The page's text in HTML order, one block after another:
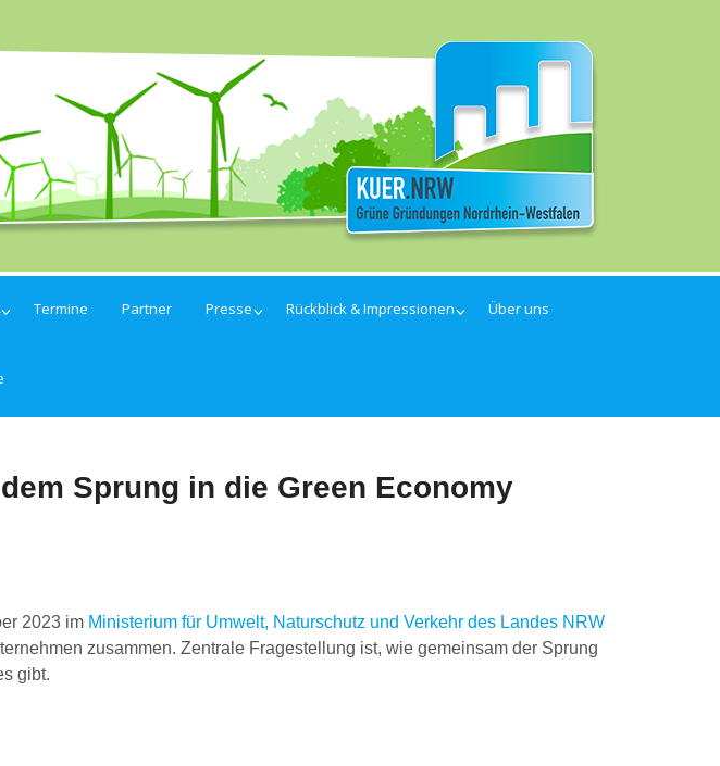
Termine Partner Presse Rückblick & Impressionen Über uns
Sprung in die Green Economy
2023 im Ministerium für Umwelt, Naturschutz und Verkehr des Landes NRW
zusammen. Zentrale Fragestellung ist, wie gemeinsam der Sprung
gibt.